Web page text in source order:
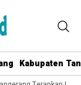
Kabupaten